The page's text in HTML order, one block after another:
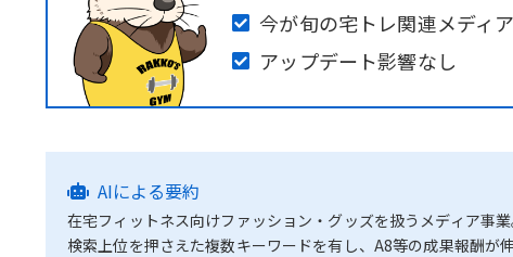
今が旬の宅トレ関連メディア
アップデート影響なし
AIによる要約
在宅フィットネス向けファッション・グッズを扱うメディア事業
検索上位を押さえた複数キーワードを有し、A8等の成果報酬が伸